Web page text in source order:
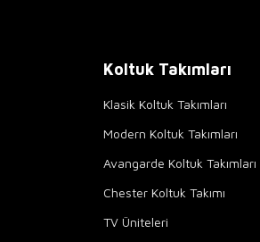
Koltuk Takımları
Klasik Koltuk Takımları
Modern Koltuk Takımları
Avangarde Koltuk Takımları
Chester Koltuk Takımı
TV Üniteleri